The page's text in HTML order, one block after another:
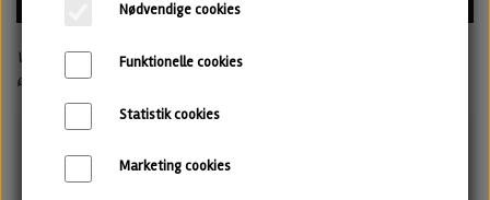
Vi er løbet tør for øl i denne kategori. Men vi har masser af andre lækre
øl. Kontakt os hvis du søger noget specifikt.
Brekeriet Beer
Nødvendige cookies
Funktionelle cookies
Statistik cookies
Marketing cookies